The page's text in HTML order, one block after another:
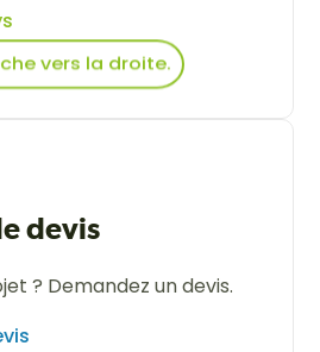
devis
? Demandez un devis.